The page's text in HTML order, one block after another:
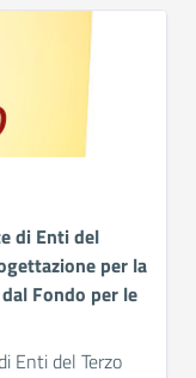
di Enti del
per la
Fondo per le
Enti del Terzo